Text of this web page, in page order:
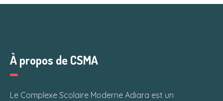
À propos de CSMA
Le Complexe Scolaire Moderne Adiara est un